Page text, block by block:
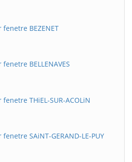
BEZENET
BELLENAVES
THiEL-SUR-ACOLiN
SAiNT-GERAND-LE-PUY